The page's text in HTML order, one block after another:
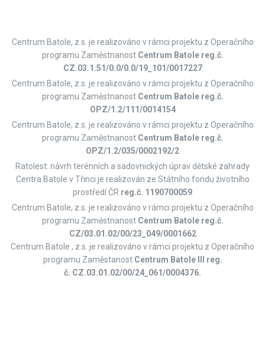
Centrum Batole, z.s. je realizováno v rámci projektu z Operačního
programu Zaměstnanost Centrum Batole reg.č.
CZ.03.1.51/0.0/0.0/19_101/0017227
Centrum Batole, z.s. je realizováno v rámci projektu z Operačního
programu Zaměstnanost Centrum Batole reg.č.
OPZ/1.2/111/0014154
Centrum Batole, z.s. je realizováno v rámci projektu z Operačního
programu Zaměstnanost Centrum Batole reg.č.
OPZ/1.2/035/0002192/2
Ratolest: návrh terénních a sadovnických úprav dětské zahrady
Centra Batole v Třinci je realizován ze Státního fondu životního
prostředí ČR reg.č. 1190700059
Centrum Batole, z.s. je realizováno v rámci projektu z Operačního
programu Zaměstnanost Centrum Batole reg.č.
CZ/03.01.02/00/23_049/0001662
Centrum Batole , z.s. je realizováno v rámci projektu z Operačního
programu Zaměstanost Centrum Batole III reg.
č. CZ.03.01.02/00/24_061/0004376.